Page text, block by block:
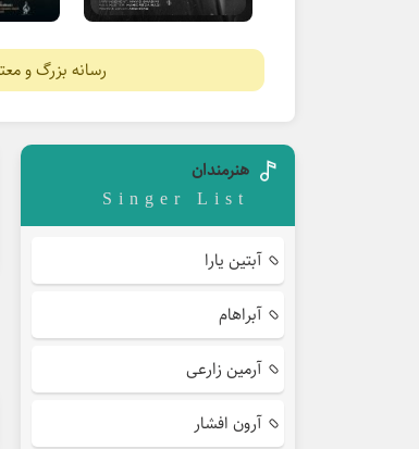
رسانه بزرگ و
هنرمندان
Singer List
آبتین یارا
آبراهام
آرمین زارعی
آرون افشار